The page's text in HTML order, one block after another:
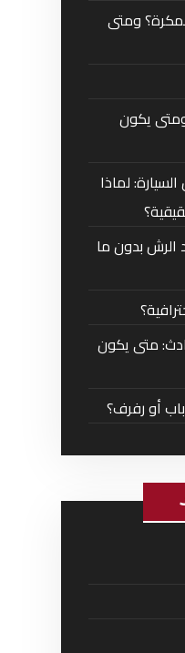
ومتى
يكون
لماذا
الرش بدون ما
متى يكون
أو رفرف؟